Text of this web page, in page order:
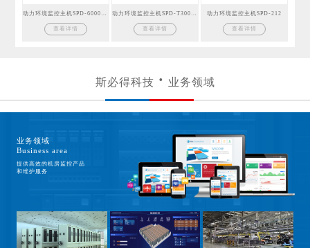
查看详情 查看详情
动力环境监控主机SPD-212
查看详情
斯必得科技 业务领域
业务领域
Business area
提供高效的机房监控产品
和维护服务